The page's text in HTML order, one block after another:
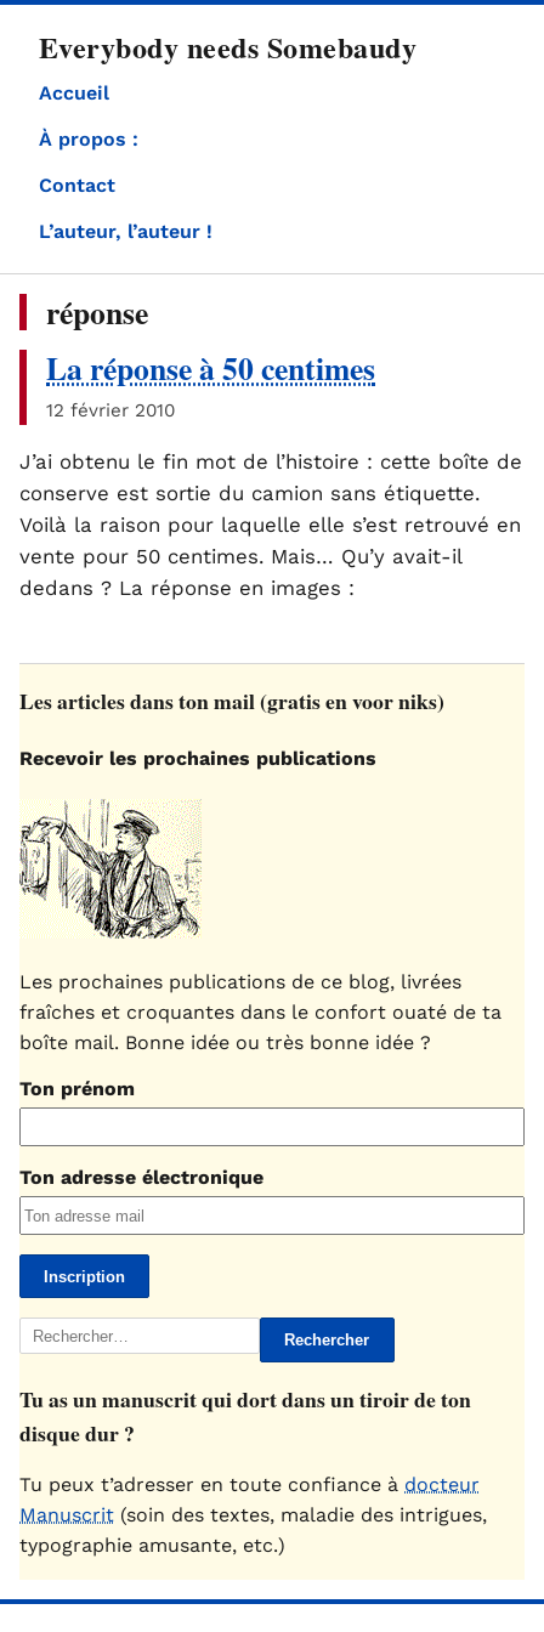
Everybody needs Somebaudy
Accueil
À propos :
Contact
L’auteur, l’auteur !
réponse
La réponse à 50 centimes
12 février 2010
J’ai obtenu le fin mot de l’histoire : cette boîte de
conserve est sortie du camion sans étiquette.
Voilà la raison pour laquelle elle s’est retrouvé en
vente pour 50 centimes. Mais… Qu’y avait-il
dedans ? La réponse en images :
Les articles dans ton mail (gratis en voor niks)
Recevoir les prochaines publications
Les prochaines publications de ce blog, livrées
fraîches et croquantes dans le confort ouaté de ta
boîte mail. Bonne idée ou très bonne idée ?
Ton prénom
Ton adresse électronique
Rechercher :
Tu as un manuscrit qui dort dans un tiroir de ton
disque dur ?
Tu peux t’adresser en toute confiance à docteur
Manuscrit (soin des textes, maladie des intrigues,
typographie amusante, etc.)